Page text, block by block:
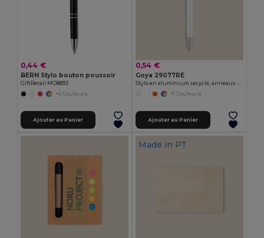
0,44 €
BERN Stylo bouton poussoir
GiftRetail MO8893
+6 Couleurs
Ajouter au Panier
0,54 €
Goya 29077RE
Stylo en aluminium recyclé, anneaux métalliques STRIPE
+1 Couleurs
Ajouter au Panier
Made in PT